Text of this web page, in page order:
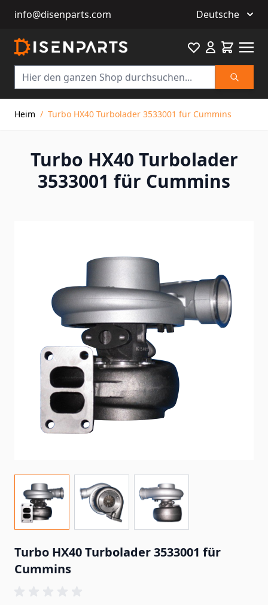
info@disenparts.com Deutsche
Suche
Favourite
Heim / Turbo HX40 Turbolader 3533001 für Cummins
Turbo HX40 Turbolader
3533001 für Cummins
Turbo HX40 Turbolader 3533001 für
Cummins